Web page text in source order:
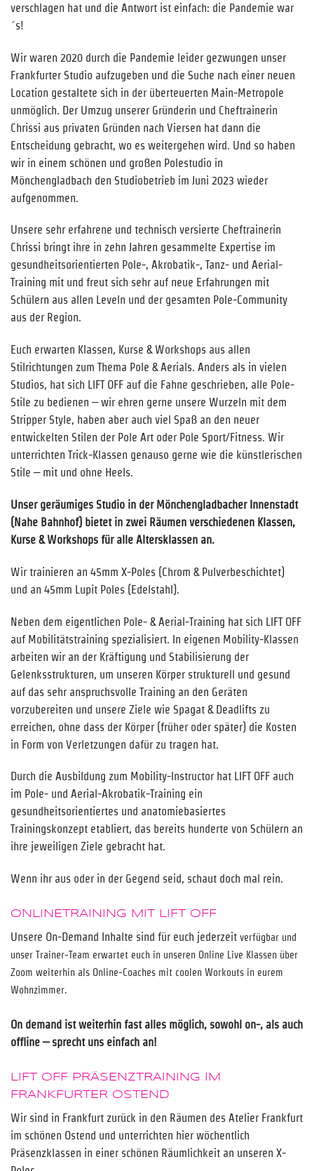
verschlagen hat und die Antwort ist einfach: die Pandemie war
´s!
Wir waren 2020 durch die Pandemie leider gezwungen unser
Frankfurter Studio aufzugeben und die Suche nach einer neuen
Location gestaltete sich in der überteuerten Main-Metropole
unmöglich. Der Umzug unserer Gründerin und Cheftrainerin
Chrissi aus privaten Gründen nach Viersen hat dann die
Entscheidung gebracht, wo es weitergehen wird. Und so haben
wir in einem schönen und großen Polestudio in
Mönchengladbach den Studiobetrieb im Juni 2023 wieder
aufgenommen.
Unsere sehr erfahrene und technisch versierte Cheftrainerin
Chrissi bringt ihre in zehn Jahren gesammelte Expertise im
gesundheitsorientierten Pole-, Akrobatik-, Tanz- und Aerial-
Training mit und freut sich sehr auf neue Erfahrungen mit
Schülern aus allen Leveln und der gesamten Pole-Community
aus der Region.
Euch erwarten Klassen, Kurse & Workshops aus allen
Stilrichtungen zum Thema Pole & Aerials. Anders als in vielen
Studios, hat sich LIFT OFF auf die Fahne geschrieben, alle Pole-
Stile zu bedienen – wir ehren gerne unsere Wurzeln mit dem
Stripper Style, haben aber auch viel Spaß an den neuer
entwickelten Stilen der Pole Art oder Pole Sport/Fitness. Wir
unterrichten Trick-Klassen genauso gerne wie die künstlerischen
Stile – mit und ohne Heels.
Unser geräumiges Studio in der Mönchengladbacher Innenstadt
(Nahe Bahnhof) bietet in zwei Räumen verschiedenen Klassen,
Kurse & Workshops für alle Altersklassen an.
Wir trainieren an 45mm X-Poles (Chrom & Pulverbeschichtet)
und an 45mm Lupit Poles (Edelstahl).
Neben dem eigentlichen Pole- & Aerial-Training hat sich LIFT OFF
auf Mobilitätstraining spezialisiert. In eigenen Mobility-Klassen
arbeiten wir an der Kräftigung und Stabilisierung der
Gelenksstrukturen, um unseren Körper strukturell und gesund
auf das sehr anspruchsvolle Training an den Geräten
vorzubereiten und unsere Ziele wie Spagat & Deadlifts zu
erreichen, ohne dass der Körper (früher oder später) die Kosten
in Form von Verletzungen dafür zu tragen hat.
Durch die Ausbildung zum Mobility-Instructor hat LIFT OFF auch
im Pole- und Aerial-Akrobatik-Training ein
gesundheitsorientiertes und anatomiebasiertes
Trainingskonzept etabliert, das bereits hunderte von Schülern an
ihre jeweiligen Ziele gebracht hat.
Wenn ihr aus oder in der Gegend seid, schaut doch mal rein.
ONLINETRAINING MIT LIFT OFF
Unsere On-Demand Inhalte sind für euch jederzeit verfügbar und
unser Trainer-Team erwartet euch in unseren Online Live Klassen über
Zoom weiterhin als Online-Coaches mit coolen Workouts in eurem
Wohnzimmer.
On demand ist weiterhin fast alles möglich, sowohl on-, als auch
offline – sprecht uns einfach an!
LIFT OFF PRÄSENZTRAINING IM
FRANKFURTER OSTEND
Wir sind in Frankfurt zurück in den Räumen des Atelier Frankfurt
im schönen Ostend und unterrichten hier wöchentlich
Präsenzklassen in einer schönen Räumlichkeit an unseren X-